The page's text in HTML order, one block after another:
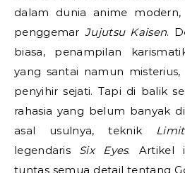
dalam dunia anime
penggemarJujutsu Kaisen.
biasa, penampilan
yang santai namun
penyihir sejati. Tapi di balik
rahasia yang belum banyak
asal usulnya, teknik
legendaris Six Eyes. Artikel
tuntas semua detail tentang